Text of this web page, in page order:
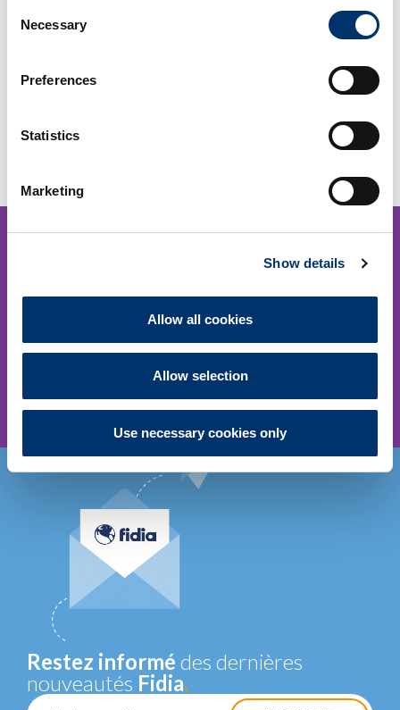
Selection
Necessary
Preferences
Statistics
Marketing
Show details
Allow all cookies
Allow selection
Use necessary cookies only
€120,00
AJOUTER
AU PANIER
TENDINOPATHIE
MIEUX COMPRENDRE MIEUX
EN SAVOIR PLUS
Restez informé des dernières
nouveautés Fidia.